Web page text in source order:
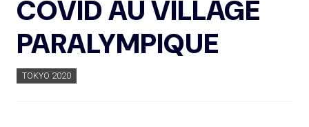
COVID AU VILLAGE
PARALYMPIQUE
TOKYO 2020